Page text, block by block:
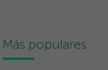
Más populares